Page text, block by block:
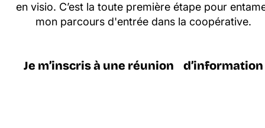
en visio. C’est la toute première étape pour
mon parcours d'entrée dans la coopérative.
Je m’inscris à une réunion d’information